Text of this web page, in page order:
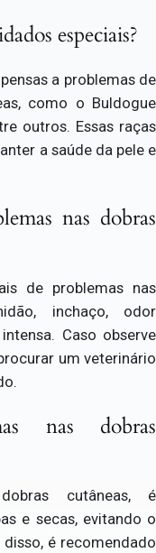
especiais?
a problemas de
como o Buldogue
outros. Essas raças
a saúde da pele e
nas dobras
de problemas nas
inchaço, odor
Caso observe
um veterinário
nas dobras
cutâneas, é
e secas, evitando o
é recomendado